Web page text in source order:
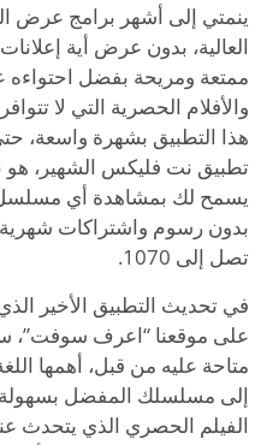
ينمتي إلى أشهر برامج عرض
العالية، بدون عرض أية
ممتعة ومريحة بفضل احتواءه
والأفلام الحصرية التي لا
هذا التطبيق بشهرة واسعة،
تطبيق نت فليكس الشهير،
يسمح لك بمشاهدة أي مسلسل
بدون رسوم واشتراكات
تصل إلى 1070.
في تحديث التطبيق الأخير
على موقعنا “اعرف سوفت”،
متاحة عليه من قبل، أهمها
إلى مسلسلك المفضل
الفيلم الحصري الذي يتحدث